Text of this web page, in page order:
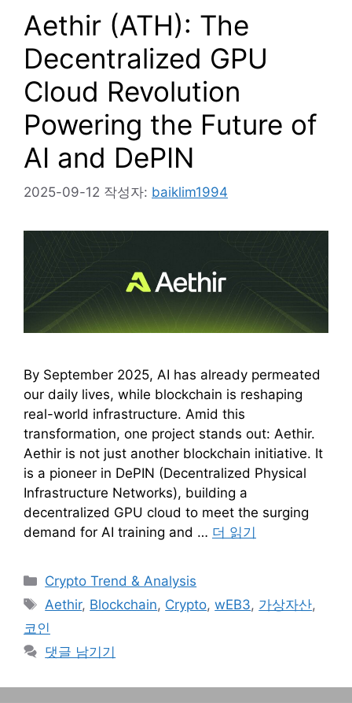
Aethir (ATH): The
Decentralized GPU
Cloud Revolution
Powering the Future of
AI and DePIN
2025-09-12 작성자: baiklim1994
By September 2025, AI has already permeated
our daily lives, while blockchain is reshaping
real-world infrastructure. Amid this
transformation, one project stands out: Aethir.
Aethir is not just another blockchain initiative. It
is a pioneer in DePIN (Decentralized Physical
Infrastructure Networks), building a
decentralized GPU cloud to meet the surging
demand for AI training and … 더 읽기
카
테
리
Crypto Trend & Analysis
태
그
Aethir, Blockchain, Crypto,wEB3, 가상자산,
코인
댓글 남기기